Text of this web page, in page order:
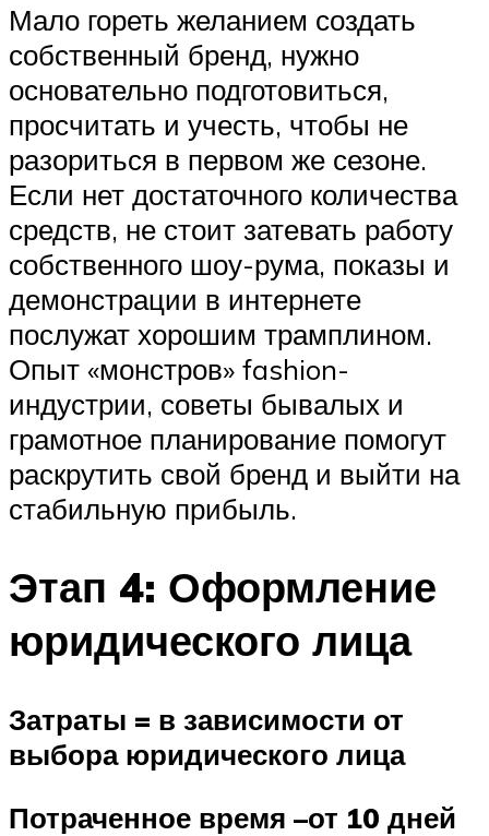
Мало гореть желанием создать
собственный бренд, нужно
основательно подготовиться,
просчитать и учесть, чтобы не
разориться в первом же сезоне.
Если нет достаточного количества
средств, не стоит затевать работу
собственного шоу-рума, показы и
демонстрации в интернете
послужат хорошим трамплином.
Опыт «монстров» fashion-
индустрии, советы бывалых и
грамотное планирование помогут
раскрутить свой бренд и выйти на
стабильную прибыль.
Этап 4: Оформление
юридического лица
Затраты = в зависимости от
выбора юридического лица
Потраченное время –от 10 дней